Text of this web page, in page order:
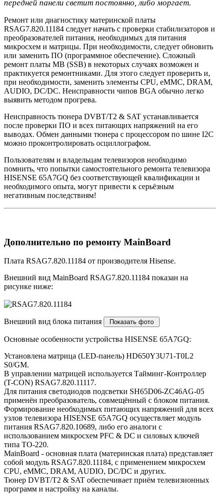
передней панели светит постоянно, либо моргает.
Ремонт или диагностику материнской платы
RSAG7.820.11184 следует начать с проверки стабилизаторов и
преобразователей питания, необходимых для питания
микросхем и матрицы. При необходимости, следует обновить
или заменить ПО (программное обеспечение). Сложный
ремонт платы MB (SSB) в некоторых случаях возможен и
практикуется ремонтниками. Для этого следует проверить и,
при необходимости, заменить элементы CPU, eMMC, DRAM,
AUDIO, DC/DC. Неисправности чипов BGA обычно легко
выявить методом прогрева.
Неисправность тюнера DVBT/T2 & SAT устанавливается
после проверки ПО и всех питающих напряжений на его
выводах. Обмен данными тюнера с процессором по шине I2C
можно проконтролировать осциллографом.
Пользователям и владельцам телевизоров необходимо
помнить, что попытки самостоятельного ремонта телевизора
HISENSE 65A7GQ без соответствующей квалификации и
необходимого опыта, могут привести к серьёзным
негативным последствиям!
Дополнительно по ремонту MainBoard
Плата RSAG7.820.11184 от производителя Hisense.
Внешний вид MainBoard RSAG7.820.11184 показан на
рисунке ниже:
Внешний вид блока питания
Основные особенности устройства HISENSE 65A7GQ:
Установлена матрица (LED-панель) HD650Y3U71-T0L2
S0/GM.
В управлении матрицей используется Тайминг-Контроллер
(T-CON) RSAG7.820.11117.
Для питания светодиодов подсветки SH65D06-ZC46AG-05
применён преобразователь, совмещённый с блоком питания.
Формирование необходимых питающих напряжений для всех
узлов телевизора HISENSE 65A7GQ осуществляет модуль
питания RSAG7.820.10689, либо его аналоги c
использованием микросхем PFC & DC и силовых ключей
типа TO-220.
MainBoard - основная плата (материнская плата) представляет
собой модуль RSAG7.820.11184, с применением микросхем
CPU, eMMC, DRAM, AUDIO, DC/DC и других.
Тюнер DVBT/T2 & SAT обеспечивает приём телевизионных
программ и настройку на каналы.